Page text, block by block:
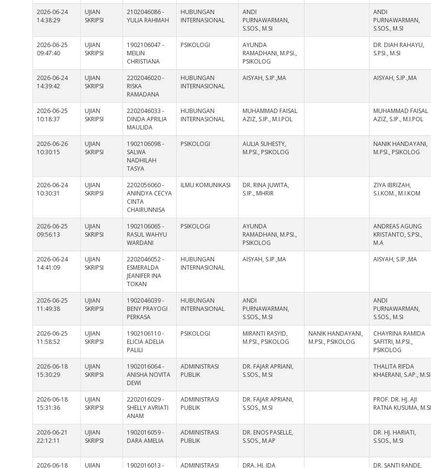
2026-06-24
14:38:29
UJIAN
SKRIPSI
2102046086 -
YULIA RAHMAH
HUBUNGAN
INTERNASIONAL
ANDI
PURNAWARMAN,
S.SOS., M.SI
ANDI
PURNAWARMAN,
S.SOS., M.SI
2026-06-25
09:47:40
UJIAN
SKRIPSI
1902106047 -
MEILIN
CHRISTIANA
PSIKOLOGI
AYUNDA
RAMADHANI, M.PSI.,
PSIKOLOG
DR. DIAH RAHAYU,
S.PSI., M.SI
2026-06-24
14:39:42
UJIAN
SKRIPSI
2202046020 -
RISKA
RAMADANA
HUBUNGAN
INTERNASIONAL
AISYAH, S.IP.,MA AISYAH, S.IP.,MA
2026-06-25
10:18:37
UJIAN
SKRIPSI
2202046033 -
DINDA APRILIA
MAULIDA
HUBUNGAN
INTERNASIONAL
MUHAMMAD FAISAL
AZIZ, S.IP., M.I.POL
MUHAMMAD FAISAL
AZIZ, S.IP., M.I.POL
2026-06-26
10:30:15
UJIAN
SKRIPSI
1902106098 -
SALWA
NADHILAH
TASYA
PSIKOLOGI
AULIA SUHESTY,
M.PSI., PSIKOLOG
NANIK HANDAYANI,
M.PSI., PSIKOLOG
2026-06-24
10:30:31
UJIAN
SKRIPSI
2202056060 -
ANINDYA CECYA
CINTA
CHAIRUNNISA
ILMU KOMUNIKASI
DR. RINA JUWITA,
S.IP., MHRIR
ZIYA IBRIZAH,
S.I.KOM., M.I.KOM
2026-06-25
09:56:13
UJIAN
SKRIPSI
1902106065 -
RASUL WAHYU
WARDANI
PSIKOLOGI
AYUNDA
RAMADHANI, M.PSI.,
PSIKOLOG
ANDREAS AGUNG
KRISTANTO, S.PSI.,
M.A
2026-06-24
14:41:09
UJIAN
SKRIPSI
2202046052 -
ESMERALDA
JEANIFER INA
TOKAN
HUBUNGAN
INTERNASIONAL
AISYAH, S.IP.,MA AISYAH, S.IP.,MA
2026-06-25
11:49:38
UJIAN
SKRIPSI
1902046039 -
BENY PRAYOGI
PERKASA
HUBUNGAN
INTERNASIONAL
ANDI
PURNAWARMAN,
S.SOS., M.SI
ANDI
PURNAWARMAN,
S.SOS., M.SI
2026-06-25
11:58:52
UJIAN
SKRIPSI
1902106110 -
ELICIA ADELIA
PALILI
PSIKOLOGI
MIRANTI RASYID,
M.PSI., PSIKOLOG
NANIK HANDAYANI,
M.PSI., PSIKOLOG
CHAYRINA RAMIDA
SAFITRI, M.PSI.,
PSIKOLOG
2026-06-18
15:30:29
UJIAN
SKRIPSI
1902016064 -
ANISHA NOVITA
DEWI
ADMINISTRASI
PUBLIK
DR. FAJAR APRIANI,
S.SOS., M.SI
THALITA RIFDA
KHAERANI, S.AP., M.SI
2026-06-18
15:31:36
UJIAN
SKRIPSI
2202016029 -
SHELLY AVRIATI
ANAM
ADMINISTRASI
PUBLIK
DR. FAJAR APRIANI,
S.SOS., M.SI
PROF. DR. HJ. AJI
RATNA KUSUMA, M.SI
2026-06-21
22:12:11
UJIAN
SKRIPSI
1902016059 -
DARA AMELIA
ADMINISTRASI
PUBLIK
DR. ENOS PASELLE,
S.SOS., M.AP
DR. HJ. HARIATI,
S.SOS., M.SI
2026-06-18
UJIAN
1902016013 -
ADMINISTRASI
DRA. HJ. IDA
DR. SANTI RANDE,